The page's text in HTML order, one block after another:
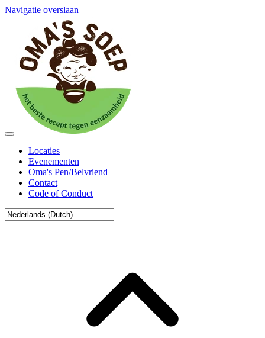
Navigatie overslaan
Locaties
Evenementen
Oma's Pen/Belvriend
Contact
Code of Conduct